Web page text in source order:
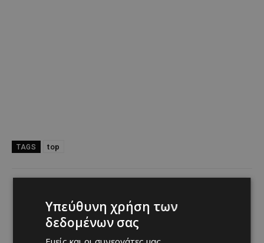
TAGS top
Echoes of Becoming –
Mediterranean & World
Music στο Tεχνόπολις 20
Αλυκή Λάρνακας — Εκεί
όπου οι εποχές αλλάζουν το
Υπεύθυνη χρήση των
δεδομένων σας